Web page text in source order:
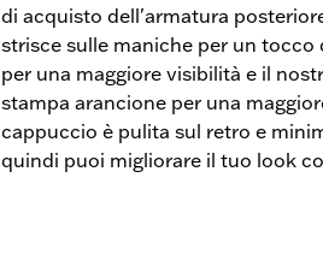
di acquisto dell'armatura
strisce sulle maniche per un
per una maggiore visibilità e il
stampa arancione per una
cappuccio è pulita sul retro e
quindi puoi migliorare il tuo look